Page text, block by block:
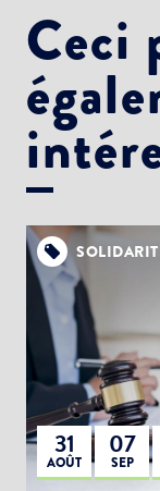
Ceci
31
AOÛT
07
SEP